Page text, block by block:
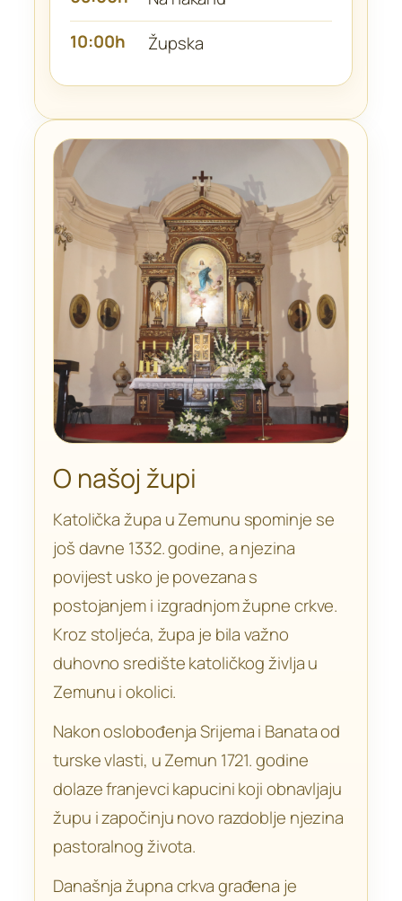
10:00h
Župska
O našoj župi
Katolička župa u Zemunu spominje se
još davne 1332. godine, a njezina
povijest usko je povezana s
postojanjem i izgradnjom župne crkve.
Kroz stoljeća, župa je bila važno
duhovno središte katoličkog življa u
Zemunu i okolici.
Nakon oslobođenja Srijema i Banata od
turske vlasti, u Zemun 1721. godine
dolaze franjevci kapucini koji obnavljaju
župu i započinju novo razdoblje njezina
pastoralnog života.
Današnja župna crkva građena je